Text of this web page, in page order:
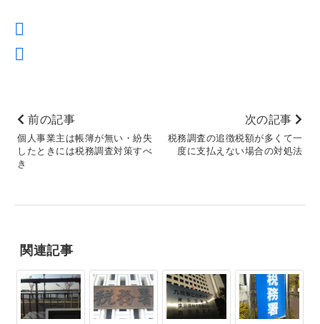
前の記事
個人事業主は帳簿が無い・紛失
したときには税務調査対策すべ
き
次の記事
税務調査の追徴税額が多くて一
度に支払えない場合の対処法
関連記事